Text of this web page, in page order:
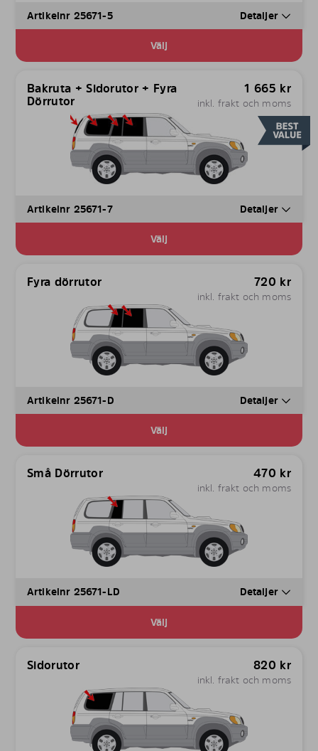
Artikelnr 25671-5 Detaljer
Välj
Bakruta + Sidorutor + Fyra
Dörrutor
1 665 kr
inkl. frakt och moms
Artikelnr 25671-7 Detaljer
Välj
Fyra dörrutor 720 kr
inkl. frakt och moms
Artikelnr 25671-D Detaljer
Välj
Små Dörrutor 470 kr
inkl. frakt och moms
Artikelnr 25671-LD Detaljer
Välj
Sidorutor 820 kr
inkl. frakt och moms